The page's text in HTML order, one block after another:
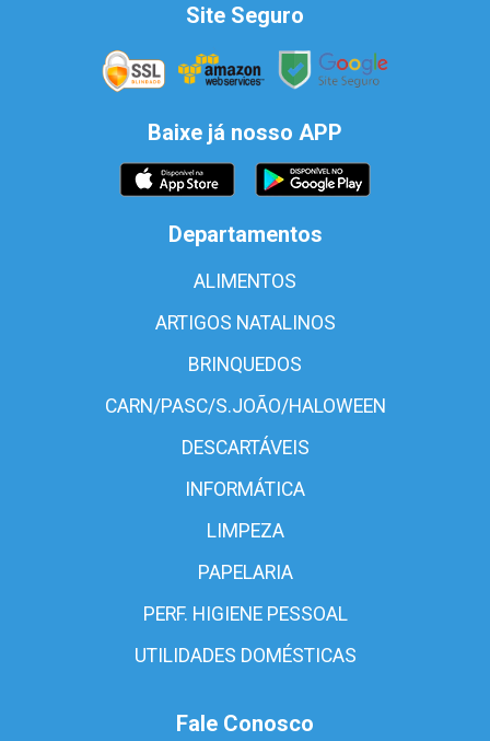
Site Seguro
Baixe já nosso APP
Departamentos
ALIMENTOS
ARTIGOS NATALINOS
BRINQUEDOS
CARN/PASC/S.JOÃO/HALOWEEN
DESCARTÁVEIS
INFORMÁTICA
LIMPEZA
PAPELARIA
PERF. HIGIENE PESSOAL
UTILIDADES DOMÉSTICAS
Fale Conosco